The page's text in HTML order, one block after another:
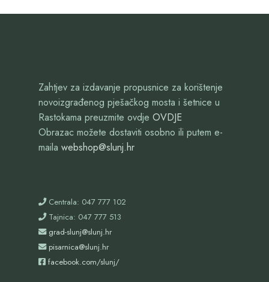
Zahtjev za izdavanje propusnice za korištenje
novoizgrađenog pješačkog mosta i šetnice u
Rastokama preuzmite ovdje OVDJE
Obrazac možete dostaviti osobno ili putem e-
maila webshop@slunj.hr
Centrala: 047 777 102
Tajnica: 047 777 513
grad-slunj@slunj.hr
pisarnica@slunj.hr
facebook.com/slunj/